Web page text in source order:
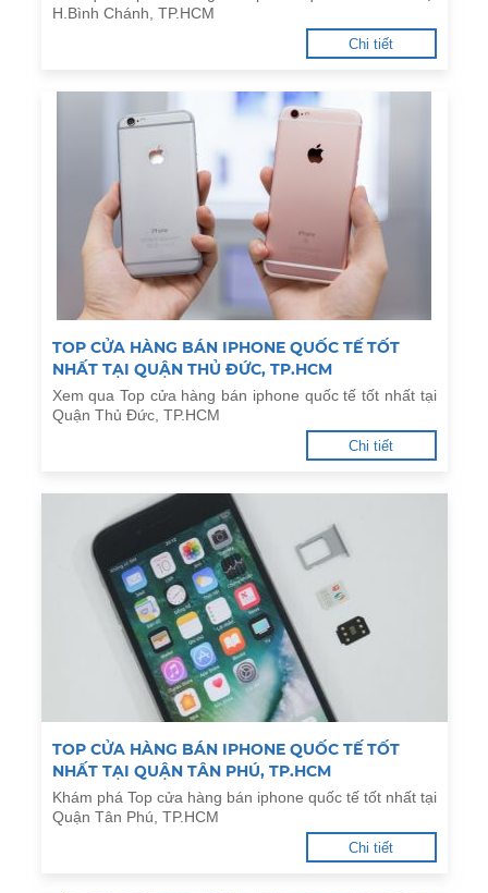
H.Bình Chánh, TP.HCM
Chi tiết
TOP CỬA HÀNG BÁN IPHONE QUỐC TẾ TỐT
NHẤT TẠI QUẬN THỦ ĐỨC, TP.HCM
Xem qua Top cửa hàng bán iphone quốc tế tốt nhất tại
Quận Thủ Đức, TP.HCM
Chi tiết
TOP CỬA HÀNG BÁN IPHONE QUỐC TẾ TỐT
NHẤT TẠI QUẬN TÂN PHÚ, TP.HCM
Khám phá Top cửa hàng bán iphone quốc tế tốt nhất tại
Quận Tân Phú, TP.HCM
Chi tiết